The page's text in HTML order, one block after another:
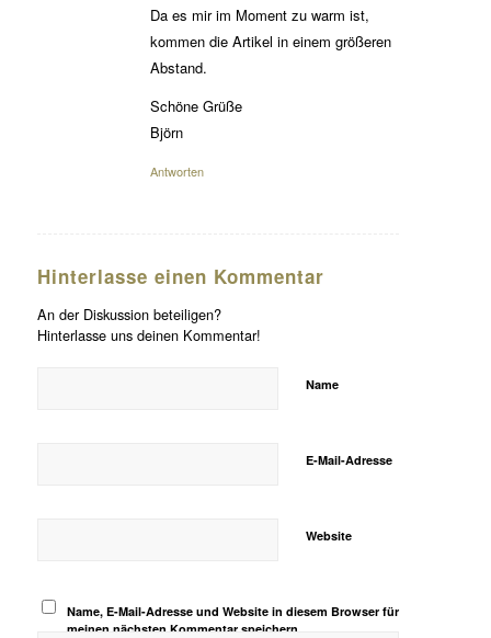
Da es mir im Moment zu warm ist,
kommen die Artikel in einem größeren
Abstand.
Schöne Grüße
Björn
Antworten
Hinterlasse einen Kommentar
An der Diskussion beteiligen?
Hinterlasse uns deinen Kommentar!
Name
E-Mail-Adresse
Website
Name, E-Mail-Adresse und Website in diesem Browser für
meinen nächsten Kommentar speichern.